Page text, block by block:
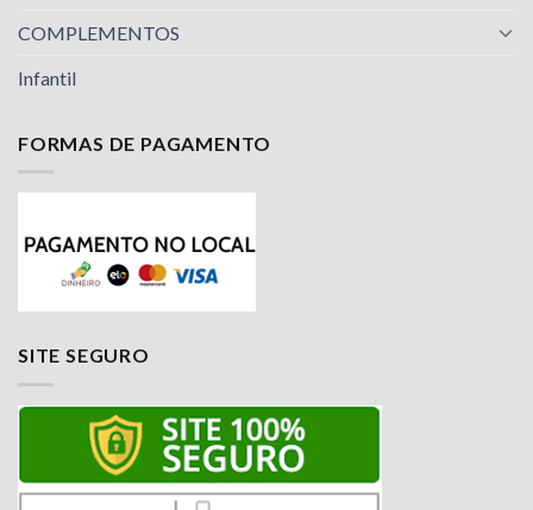
COMPLEMENTOS
Infantil
FORMAS DE PAGAMENTO
SITE SEGURO